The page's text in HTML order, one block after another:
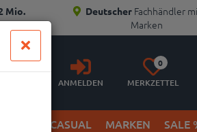
Mio. Deutscher Fachhändler
Marken
Anmelden
ANMELDEN
Merkzettel
aufklappen
0
MERKZETTEL
& CASUAL MARKEN SALE